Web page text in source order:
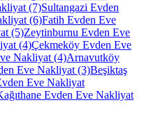
(7)Sultangazi Evden
(6)Fatih Evden Eve
(5)Zeytinburnu Evden Eve
(4)Çekmeköy Evden Eve
Nakliyat (4)Arnavutköy
Eve Nakliyat (3)Beşiktaş
Eve Nakliyat
Evden Eve Nakliyat